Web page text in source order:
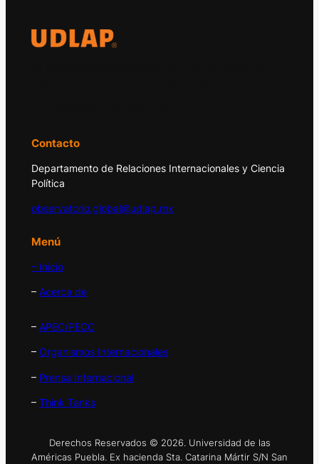
Contacto
Departamento de Relaciones Internacionales y Ciencia
Política
observatorio.global@udlap.mx
Menú
– Inicio
– Acerca de
– APEC/PECC
– Organismos Internacionales
– Prensa Internacional
– Think Tanks
Derechos Reservados © 2026. Universidad de las
Américas Puebla. Ex hacienda Sta. Catarina Mártir S/N San